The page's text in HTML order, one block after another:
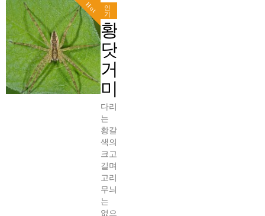
Hot
인
기
황
닷
거
미
다리
는
황갈
색의
크고
길며
고리
무늬
는
없으